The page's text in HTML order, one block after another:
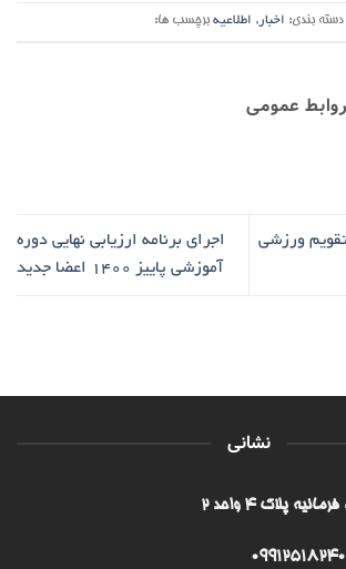
دسته بندی: اخبار, اطلاعیه برچسب ها:
روابط عمومی
ورزشی
اجرای برنامه ارزیابی نهایی دوره
آموزشی پاییز 1400 اعضا جدید
نشانی
پلاک ۴ واحد ۲